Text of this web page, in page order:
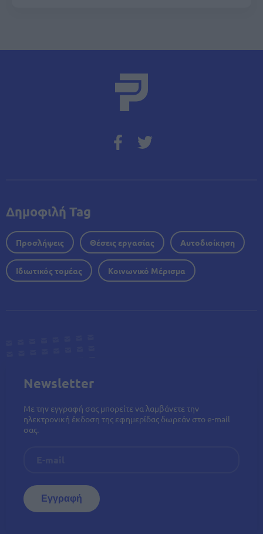
Δημοφιλή Tag
Προσλήψεις Θέσεις εργασίας Αυτοδιοίκηση
Ιδιωτικός τομέας Κοινωνικό Μέρισμα
Newsletter
Με την εγγραφή σας μπορείτε να λαμβάνετε την
ηλεκτρονική έκδοση της εφημερίδας δωρεάν στο e-mail
σας.